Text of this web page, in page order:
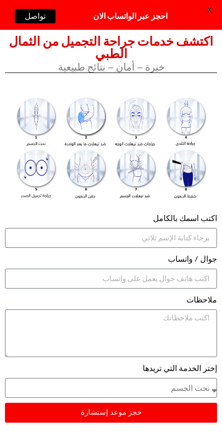
اكتشف خدمات جراحة التجميل من الثمال
الطبي
خبرة – أمان – نتائج طبيعية
اكتب اسمك بالكامل
جوال / واتساب
ملاحظات
إختر الخدمة التي تريدها
حجز موعد إستشارة
احجز عبر الواتساب الان تواصل
X